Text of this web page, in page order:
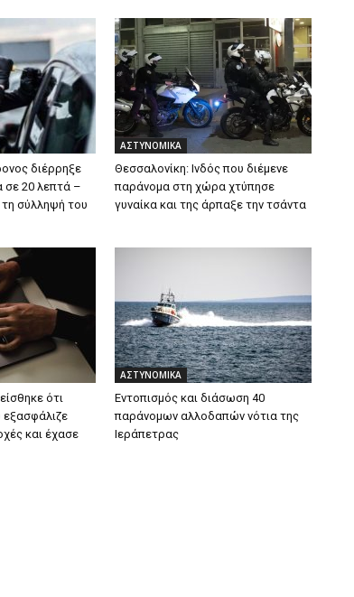
διέρρηξε
σε 20 λεπτά –
σύλληψή του
ΑΣΤΥΝΟΜΙΚΑ
Θεσσαλονίκη: Ινδός που διέμενε
παράνομα στη χώρα χτύπησε
γυναίκα και της άρπαξε την τσάντα
ότι
εξασφάλιζε
και έχασε
ΑΣΤΥΝΟΜΙΚΑ
Εντοπισμός και διάσωση 40
παράνομων αλλοδαπών νότια της
Ιεράπετρας